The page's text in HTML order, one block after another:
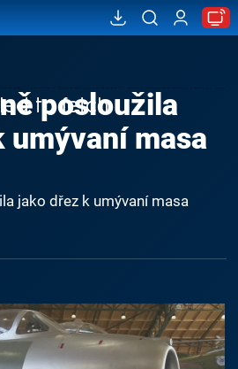
to fetch
posloužila
umývaní masa
jako dřez k umývaní masa